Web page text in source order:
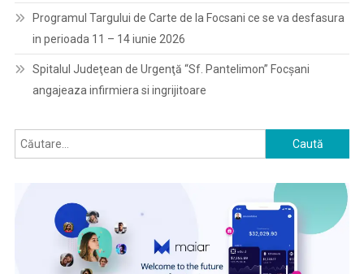
Programul Targului de Carte de la Focsani ce se va desfasura
in perioada 11 – 14 iunie 2026
Spitalul Judeţean de Urgenţă “Sf. Pantelimon” Focşani
angajeaza infirmiera si ingrijitoare
Caută
după: